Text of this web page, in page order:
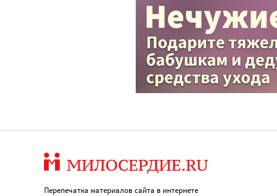
Перепечатка материалов сайта в интернете